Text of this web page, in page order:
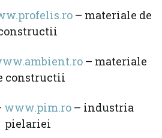
– materiale de
– materiale
constructii
www.pim.ro – industria
pielariei